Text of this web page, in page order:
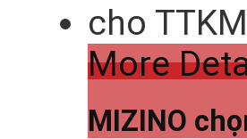
More
MIZINO